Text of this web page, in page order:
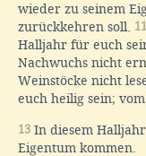
wieder zu seinem
zurückkehren soll. 11
Halljahr für euch
Nachwuchs nicht
Weinstöcke nicht
euch heilig sein;
13 In diesem
Eigentum kommen.